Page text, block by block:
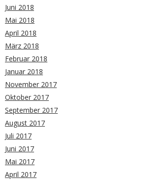
Juni 2018
Mai 2018
April 2018
März 2018
Februar 2018
Januar 2018
November 2017
Oktober 2017
September 2017
August 2017
Juli 2017
Juni 2017
Mai 2017
April 2017